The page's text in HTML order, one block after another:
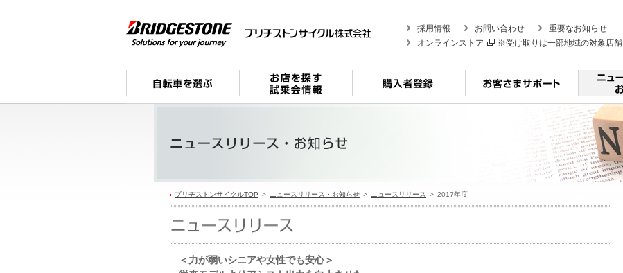
採用情報 お問い合わせ
重要なお知らせ
オンラインストア
※受け取りは一部地域の対象店舗
ブリヂストンサイクルTOP ニュースリリース・お知らせ ニュースリリース 2017年度
＜力が弱いシニアや女性でも安心＞